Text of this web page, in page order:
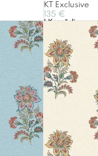
KT Exclusive
135 €
Į Krepšelį